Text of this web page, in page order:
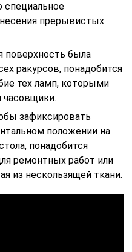
специальное
прерывистых
поверхность была
ракурсов, понадобится
тех ламп, которыми
зафиксировать
положении на
понадобится
ремонтных работ или
из нескользящей ткани.